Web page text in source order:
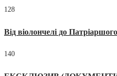
128
Від віолончелі до
140